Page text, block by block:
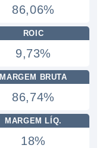
86,06%
ROIC
9,73%
MARGEM BRUTA
86,74%
MARGEM LÍQ.
18%